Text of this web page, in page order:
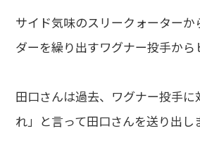
サイド気味のスリークォーター
ダーを繰り出すワグナー投手から
田口さんは過去、ワグナー投手
れ」と言って田口さんを送り出し